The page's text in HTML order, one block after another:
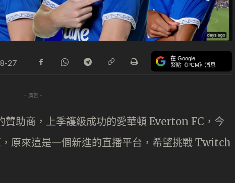
27 在 Google
緊貼《PCM》消息
- 廣告 -
贊助商，上季護級成功的愛華頓 Everton FC，今
原來這是一個新進的直播平台，希望挑戰 Twitch